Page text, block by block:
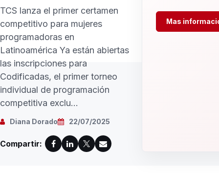
TCS lanza el primer certamen
competitivo para mujeres
programadoras en
Latinoamérica Ya están abiertas
las inscripciones para
Codificadas, el primer torneo
individual de programación
competitiva exclu...
Diana Dorado 22/07/2025
Compartir:
Mas